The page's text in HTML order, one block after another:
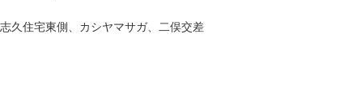
久住宅東側、カシヤマサガ、二俣交差